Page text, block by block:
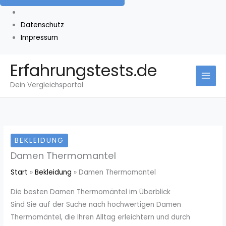
Datenschutz
Impressum
Inhalt
springen
Erfahrungstests.de
Dein Vergleichsportal
BEKLEIDUNG
Damen Thermomantel
Start Bekleidung Damen Thermomantel
Die besten Damen Thermomäntel im Überblick
Sind Sie auf der Suche nach hochwertigen Damen
Thermomäntel, die Ihren Alltag erleichtern und durch